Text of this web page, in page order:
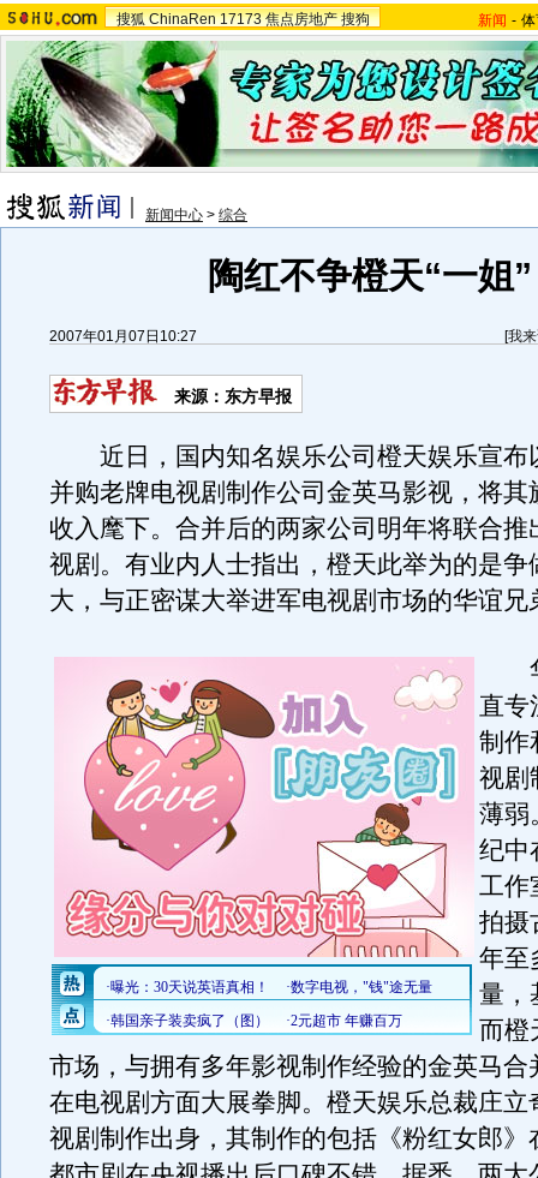
搜狐 ChinaRen 17173 焦点房地产 搜狗 新闻 -
新闻中心 > 综合
陶红不争橙天“一姐”
2007年01月07日10:27 [我
来源：东方早报
近日，国内知名娱乐公司橙天娱乐宣布
并购老牌电视剧制作公司金英马影视，将其
收入麾下。合并后的两家公司明年将联合推
视剧。有业内人士指出，橙天此举为的是争
大，与正密谋大举进军电视剧市场的华谊兄
华
直专
制作
视剧
薄弱
纪中
工作
拍摄
年至
量，
而橙
市场，与拥有多年影视制作经验的金英马合
在电视剧方面大展拳脚。橙天娱乐总裁庄立
视剧制作出身，其制作的包括《粉红女郎》